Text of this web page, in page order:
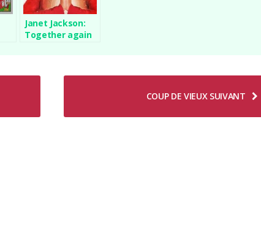
Janet Jackson:
Together again
COUP DE VIEUX SUIVANT